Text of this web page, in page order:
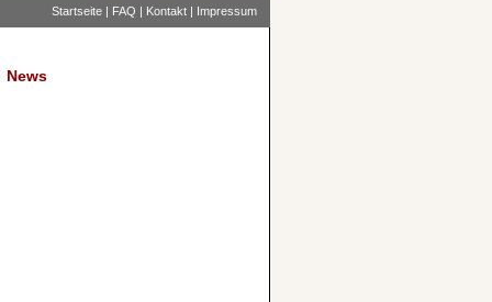
Startseite | FAQ | Kontakt | Impressum
News